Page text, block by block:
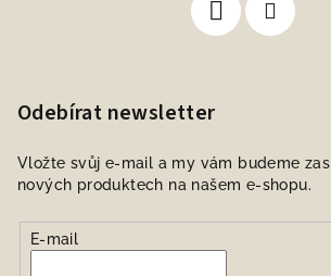
Odebírat newsletter
Vložte svůj e-mail a my vám budeme
nových produktech na našem e-shopu.
E-mail